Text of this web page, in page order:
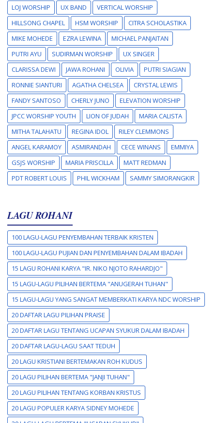
LOJ WORSHIP
UX BAND
VERTICAL WORSHIP
HILLSONG CHAPEL
HSM WORSHIP
CITRA SCHOLASTIKA
MIKE MOHEDE
EZRA LEWINA
MICHAEL PANJAITAN
PUTRI AYU
SUDIRMAN WORSHIP
UX SINGER
CLARISSA DEWI
JAWA ROHANI OLIVIA
PUTRI SIAGIAN
RONNIE SIANTURI
AGATHA CHELSEA
CRYSTAL LEWIS
FANDY SANTOSO
CHERLY JUNO
ELEVATION WORSHIP
JPCC WORSHIP YOUTH
LION OF JUDAH
MARIA CALISTA
MITHA TALAHATU
REGINA IDOL
RILEY CLEMMONS
ANGEL KARAMOY
ASMIRANDAH CECE WINANS
EMMIYA
GSJS WORSHIP
MARIA PRISCILLA
MATT REDMAN
PDT ROBERT LOUIS
PHIL WICKHAM SAMMY SIMORANGKIR
LAGU ROHANI
100 LAGU-LAGU PENYEMBAHAN TERBAIK KRISTEN
100 LAGU-LAGU PUJIAN DAN PENYEMBAHAN DALAM IBADAH
15 LAGU ROHANI KARYA "IR. NIKO NJOTO RAHARDJO"
15 LAGU-LAGU PILIHAN BERTEMA "ANUGERAH TUHAN"
15 LAGU-LAGU YANG SANGAT MEMBERKATI KARYA NDC WORSHIP
20 DAFTAR LAGU PILIHAN PRAISE
20 DAFTAR LAGU TENTANG UCAPAN SYUKUR DALAM IBADAH
20 DAFTAR LAGU-LAGU SAAT TEDUH
20 LAGU KRISTIANI BERTEMAKAN ROH KUDUS
20 LAGU PILIHAN BERTEMA "JANJI TUHAN"
20 LAGU PILIHAN TENTANG KORBAN KRISTUS
20 LAGU POPULER KARYA SIDNEY MOHEDE